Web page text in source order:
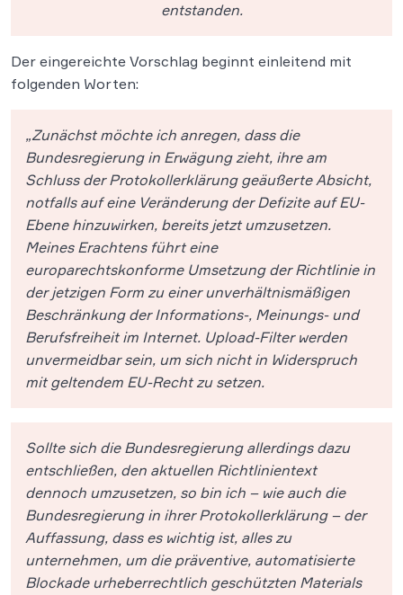
entstanden.
Der eingereichte Vorschlag beginnt einleitend mit
folgenden Worten:
„Zunächst möchte ich anregen, dass die
Bundesregierung in Erwägung zieht, ihre am
Schluss der Protokollerklärung geäußerte Absicht,
notfalls auf eine Veränderung der Defizite auf EU-
Ebene hinzuwirken, bereits jetzt umzusetzen.
Meines Erachtens führt eine
europarechtskonforme Umsetzung der Richtlinie in
der jetzigen Form zu einer unverhältnismäßigen
Beschränkung der Informations-, Meinungs- und
Berufsfreiheit im Internet. Upload-Filter werden
unvermeidbar sein, um sich nicht in Widerspruch
mit geltendem EU-Recht zu setzen.
Sollte sich die Bundesregierung allerdings dazu
entschließen, den aktuellen Richtlinientext
dennoch umzusetzen, so bin ich – wie auch die
Bundesregierung in ihrer Protokollerklärung – der
Auffassung, dass es wichtig ist, alles zu
unternehmen, um die präventive, automatisierte
Blockade urheberrechtlich geschützten Materials